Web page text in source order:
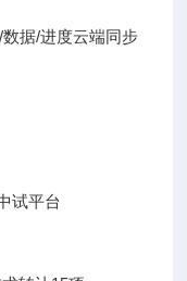
据/进度云端同步
试平台